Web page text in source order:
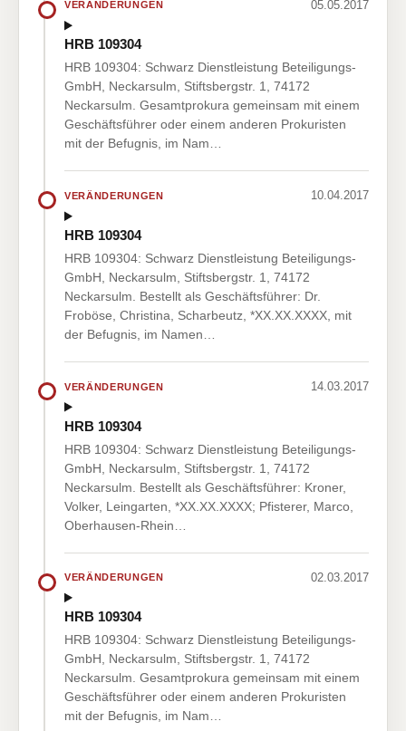
VERÄNDERUNGEN 05.05.2017
HRB 109304
HRB 109304: Schwarz Dienstleistung Beteiligungs-
GmbH, Neckarsulm, Stiftsbergstr. 1, 74172
Neckarsulm. Gesamtprokura gemeinsam mit einem
Geschäftsführer oder einem anderen Prokuristen
mit der Befugnis, im Nam…
VERÄNDERUNGEN 10.04.2017
HRB 109304
HRB 109304: Schwarz Dienstleistung Beteiligungs-
GmbH, Neckarsulm, Stiftsbergstr. 1, 74172
Neckarsulm. Bestellt als Geschäftsführer: Dr.
Froböse, Christina, Scharbeutz, *XX.XX.XXXX, mit
der Befugnis, im Namen…
VERÄNDERUNGEN 14.03.2017
HRB 109304
HRB 109304: Schwarz Dienstleistung Beteiligungs-
GmbH, Neckarsulm, Stiftsbergstr. 1, 74172
Neckarsulm. Bestellt als Geschäftsführer: Kroner,
Volker, Leingarten, *XX.XX.XXXX; Pfisterer, Marco,
Oberhausen-Rhein…
VERÄNDERUNGEN 02.03.2017
HRB 109304
HRB 109304: Schwarz Dienstleistung Beteiligungs-
GmbH, Neckarsulm, Stiftsbergstr. 1, 74172
Neckarsulm. Gesamtprokura gemeinsam mit einem
Geschäftsführer oder einem anderen Prokuristen
mit der Befugnis, im Nam…